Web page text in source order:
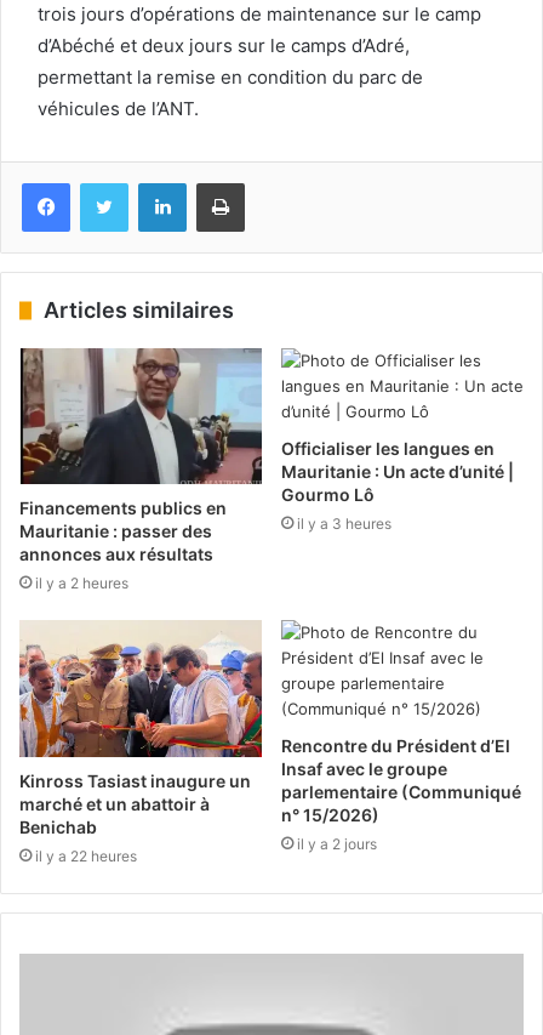
trois jours d’opérations de maintenance sur le camp
d’Abéché et deux jours sur le camps d’Adré,
permettant la remise en condition du parc de
véhicules de l’ANT.
FacebookTwitter LinkedinImprimer
Articles similaires
Financements publics en
Mauritanie : passer des
annonces aux résultats
il y a 2 heures
Officialiser les langues en
Mauritanie : Un acte d’unité |
Gourmo Lô
il y a 3 heures
Kinross Tasiast inaugure un
marché et un abattoir à
Benichab
il y a 22 heures
Rencontre du Président d’El
Insaf avec le groupe
parlementaire (Communiqué
n° 15/2026)
il y a 2 jours